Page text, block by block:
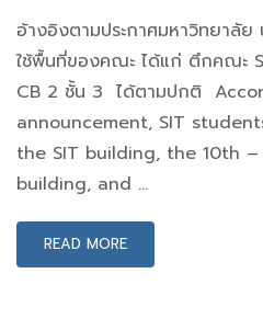
อ้างอิงตามประกาศมหาวิทยาลัย
ใช้พื้นที่ของคณะ ได้แก่ ตึกคณะ
CB 2 ชั้น 3 ได้ตามปกติ
announcement, SIT
the SIT building, the 10th
building, and …
READ MORE